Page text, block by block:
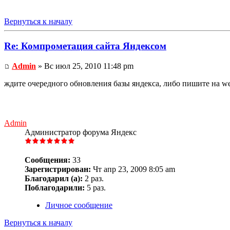
Вернуться к началу
Re: Компрометация сайта Яндексом
Admin » Вс июл 25, 2010 11:48 pm
ждите очередного обновления базы яндекса, либо пишите на
Admin
Администратор форума Яндекс
Сообщения: 33
Зарегистрирован: Чт апр 23, 2009 8:05 am
Благодарил (а): 2 раз.
Поблагодарили: 5 раз.
Личное сообщение
Вернуться к началу